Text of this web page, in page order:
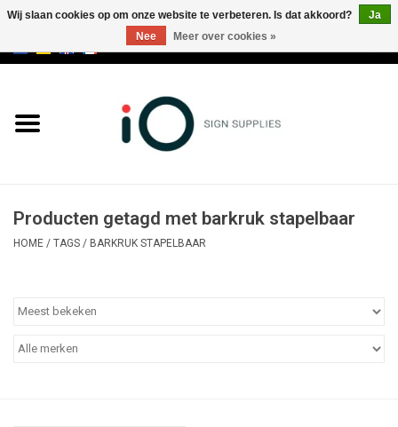
Merken
Producten getagd met barkruk stapelbaar
HOME / TAGS / BARKRUK STAPELBAAR
Wij slaan cookies op om onze website te verbeteren. Is dat akkoord?
Ja
Nee
Meer over cookies »